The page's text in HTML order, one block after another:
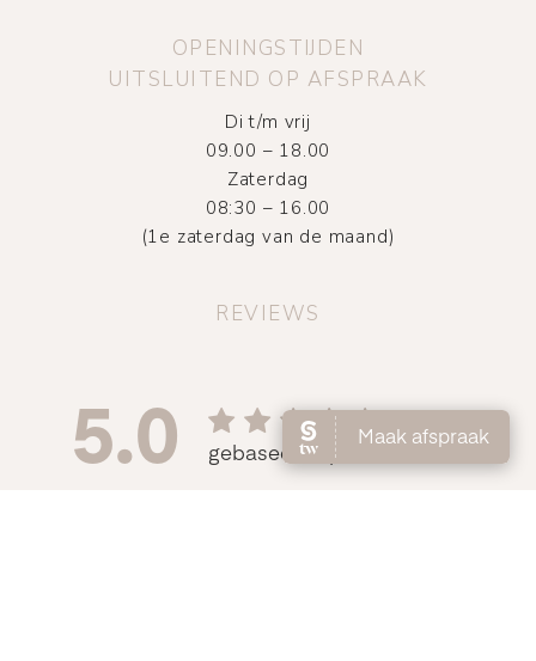
OPENINGSTIJDEN
UITSLUITEND OP AFSPRAAK
Di t/m vrij
09.00 – 18.00
Zaterdag
08:30 – 16.00
(1e zaterdag van de maand)
REVIEWS